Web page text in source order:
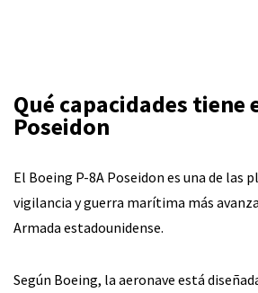
Qué capacidades tiene
Poseidon
El Boeing P-8A Poseidon es una de las
vigilancia y guerra marítima más
Armada estadounidense.
Según Boeing, la aeronave está